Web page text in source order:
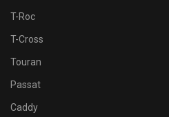
T-Roc
T-Cross
Touran
Passat
Caddy